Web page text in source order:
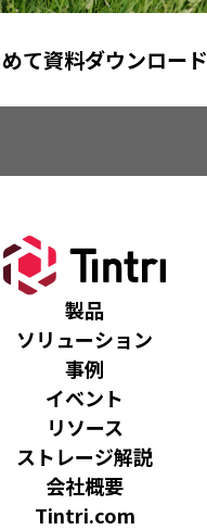
て資料ダウンロード
製品
ソリューション
事例
イベント
リソース
ストレージ解説
会社概要
Tintri.com